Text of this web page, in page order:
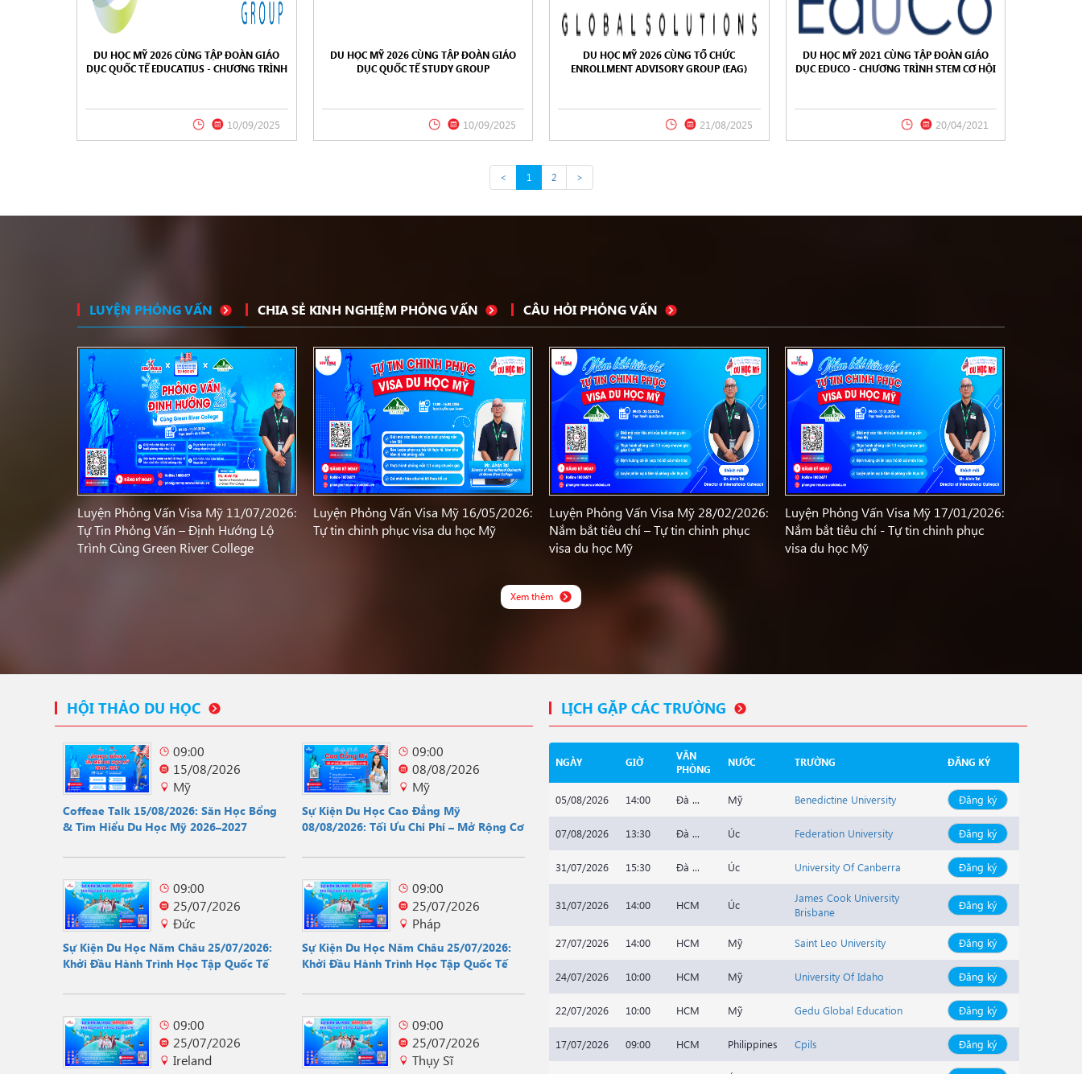
DU HỌC MỸ 2026 CÙNG TẬP ĐOÀN GIÁO
DỤC QUỐC TẾ EDUCATIUS - CHƯƠNG TRÌNH
10/09/2025
DU HỌC MỸ 2026 CÙNG TẬP ĐOÀN GIÁO
DỤC QUỐC TẾ STUDY GROUP
10/09/2025
DU HỌC MỸ 2026 CÙNG TỔ CHỨC
ENROLLMENT ADVISORY GROUP (EAG)
21/08/2025
DU HỌC MỸ 2021 CÙNG TẬP ĐOÀN GIÁO
DỤC EDUCO - CHƯƠNG TRÌNH STEM CƠ HỘI
20/04/2021
< 1 2 >
LUYỆN PHỎNG VẤN CHIA SẺ KINH NGHIỆM PHỎNG VẤN CÂU HỎI PHỎNG VẤN
Luyện Phỏng Vấn Visa Mỹ 11/07/2026:
Tự Tin Phỏng Vấn – Định Hướng Lộ
Trình Cùng Green River College
Luyện Phỏng Vấn Visa Mỹ 16/05/2026:
Tự tin chinh phục visa du học Mỹ
Luyện Phỏng Vấn Visa Mỹ 28/02/2026:
Nắm bắt tiêu chí – Tự tin chinh phục
visa du học Mỹ
Luyện Phỏng Vấn Visa Mỹ 17/01/2026:
Nắm bắt tiêu chí - Tự tin chinh phục
visa du học Mỹ
Xem thêm
HỘI THẢO DU HỌC
09:00
15/08/2026
Mỹ
Coffeae Talk 15/08/2026: Săn Học Bổng
& Tìm Hiểu Du Học Mỹ 2026–2027
09:00
08/08/2026
Mỹ
Sự Kiện Du Học Cao Đẳng Mỹ
08/08/2026: Tối Ưu Chi Phí – Mở Rộng Cơ
09:00
25/07/2026
Đức
Sự Kiện Du Học Năm Châu 25/07/2026:
Khởi Đầu Hành Trình Học Tập Quốc Tế
09:00
25/07/2026
Pháp
Sự Kiện Du Học Năm Châu 25/07/2026:
Khởi Đầu Hành Trình Học Tập Quốc Tế
09:00
25/07/2026
Ireland
09:00
25/07/2026
Thụy Sĩ
LỊCH GẶP CÁC TRƯỜNG
NGÀY GIỜ
VĂN
PHÒNG
NƯỚC TRƯỜNG ĐĂNG KÝ
05/08/2026 14:00 Đà ... Mỹ Benedictine University Đăng ký
07/08/2026 13:30 Đà ... Úc Federation University Đăng ký
31/07/2026 15:30 Đà ... Úc University Of Canberra Đăng ký
31/07/2026 14:00 HCM Úc
James Cook University
Brisbane
Đăng ký
27/07/2026 14:00 HCM Mỹ Saint Leo University Đăng ký
24/07/2026 10:00 HCM Mỹ University Of Idaho Đăng ký
22/07/2026 10:00 HCM Mỹ Gedu Global Education Đăng ký
17/07/2026 09:00 HCM Philippines Cpils Đăng ký